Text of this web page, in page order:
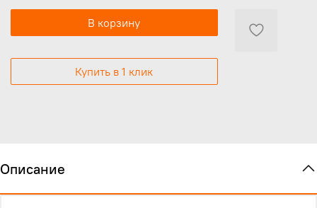
В корзину
Купить в 1 клик
Описание